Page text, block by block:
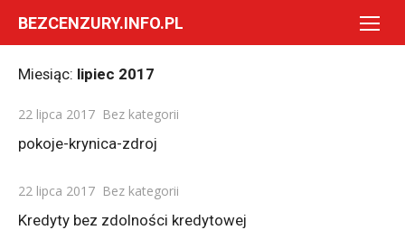
BEZCENZURY.INFO.PL
Miesiąc: lipiec 2017
Posted
22 lipca 2017 Bez kategorii
pokoje-krynica-zdroj
Posted
on
22 lipca 2017 Bez kategorii
Kredyty bez zdolności kredytowej